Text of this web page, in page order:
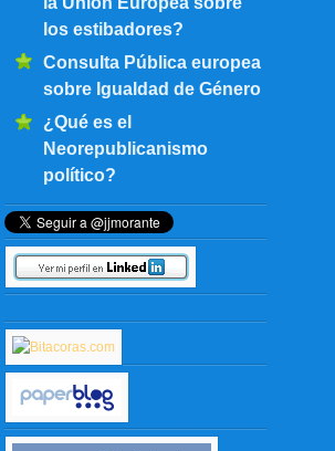
los estibadores?
Consulta Pública europea
sobre Igualdad de Género
¿Qué es el
Neorepublicanismo
político?